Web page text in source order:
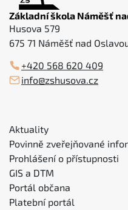
Základní škola Náměšť
Husova 579
675 71 Náměšť nad
+420 568 620 409
info@zshusova.cz
Aktuality
Povinně zveřejňované
Prohlášení o přístupnosti
GIS a DTM
Portál občana
Platební portál